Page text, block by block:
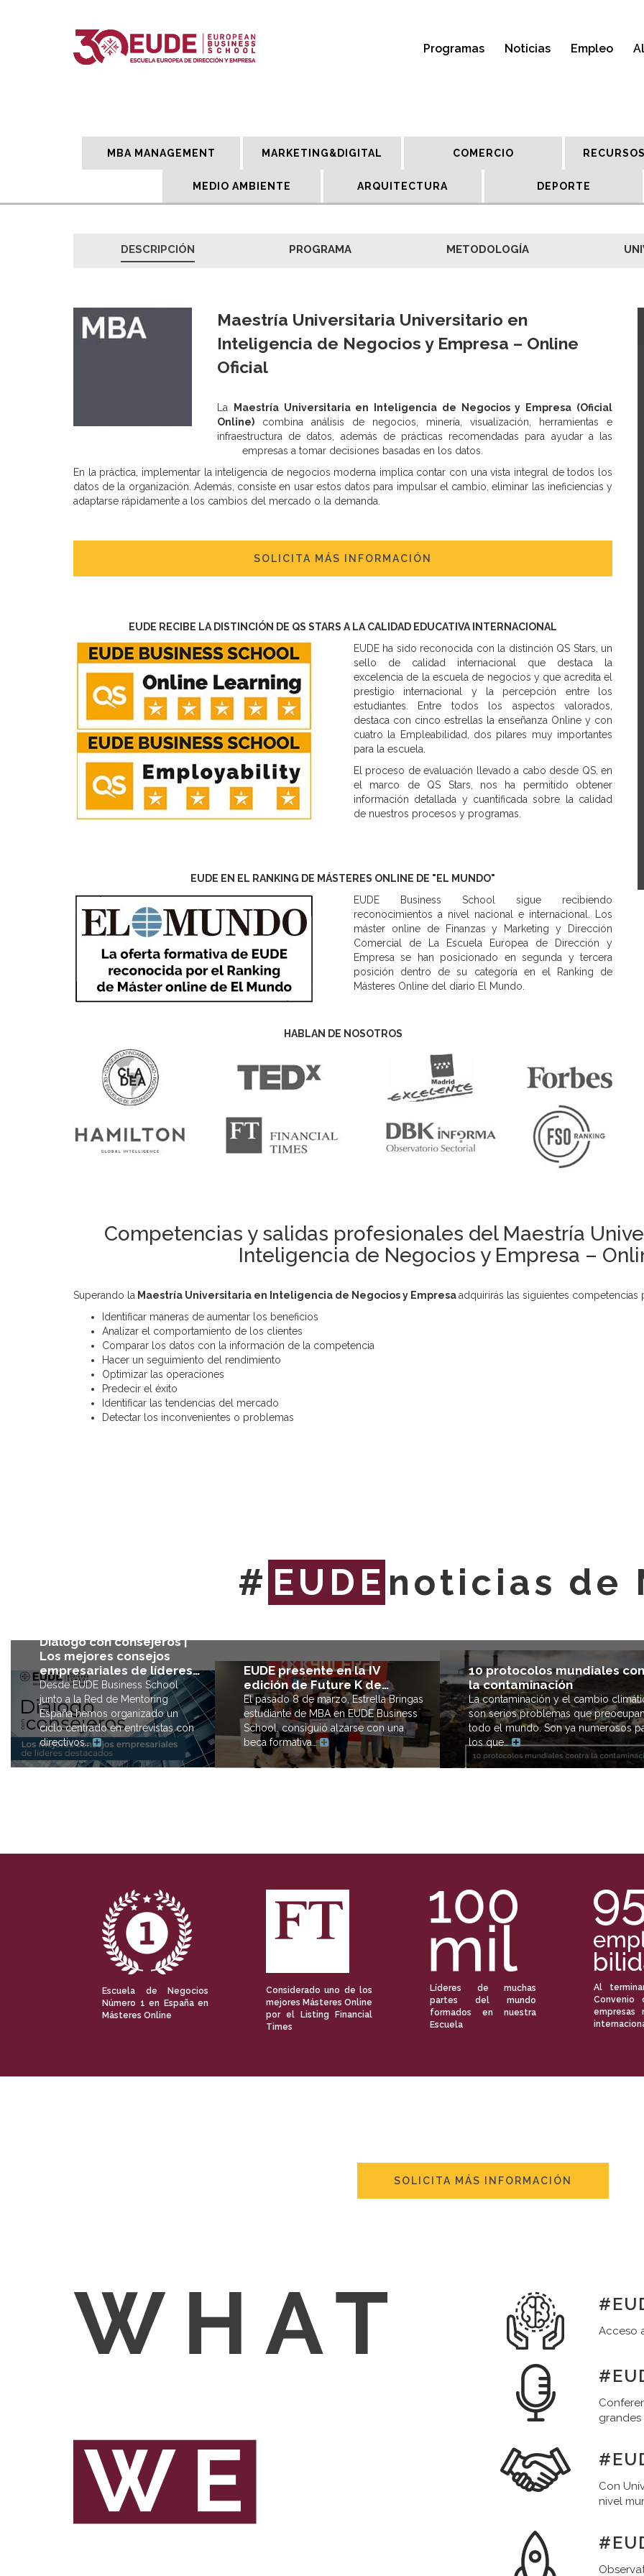
Programas Noticias Empleo
MBA MANAGEMENT MARKETING&DIGITAL COMERCIO
MEDIO AMBIENTE ARQUITECTURA DEPORTE
DESCRIPCIÓN PROGRAMA METODOLOGÍA
Maestría Universitaria Universitario en
Inteligencia de Negocios y Empresa – Online
Oficial
La
Maestría Universitaria en Inteligencia de Negocios y Empresa (Oficial
Online) combina análisis de negocios, minería, visualización, herramientas e
infraestructura de datos, además de prácticas recomendadas para ayudar a las
empresas a tomar decisiones basadas en los datos.
En la práctica, implementar la inteligencia de negocios moderna implica contar con una vista integral de todos los
datos de la organización. Además, consiste en usar estos datos para impulsar el cambio, eliminar las ineficiencias y
adaptarse rápidamente a los cambios del mercado o la demanda.
SOLICITA MÁS INFORMACIÓN
EUDE RECIBE LA DISTINCIÓN DE QS STARS A LA CALIDAD EDUCATIVA INTERNACIONAL
EUDE ha sido reconocida con la distinción QS Stars, un
sello de calidad internacional que destaca la
excelencia de la escuela de negocios y que acredita el
prestigio internacional y la percepción entre los
estudiantes. Entre todos los aspectos valorados,
destaca con cinco estrellas la enseñanza Online y con
cuatro la Empleabilidad, dos pilares muy importantes
para la escuela.
El proceso de evaluación llevado a cabo desde QS, en
el marco de QS Stars, nos ha permitido obtener
información detallada y cuantificada sobre la calidad
de nuestros procesos y programas.
EUDE EN EL RANKING DE MÁSTERES ONLINE DE "EL MUNDO"
EUDE Business School sigue recibiendo
reconocimientos a nivel nacional e internacional. Los
máster online de Finanzas y Marketing y Dirección
Comercial de La Escuela Europea de Dirección y
Empresa se han posicionado en segunda y tercera
posición dentro de su categoría en el Ranking de
Másteres Online del diario El Mundo.
HABLAN DE NOSOTROS
Competencias y salidas profesionales del Maestría
Inteligencia de Negocios y Empresa –
Superando la Maestría Universitaria en Inteligencia de Negocios y Empresaadquirirás las siguientes competencias
Identificar maneras de aumentar los beneficios
Analizar el comportamiento de los clientes
Comparar los datos con la información de la competencia
Hacer un seguimiento del rendimiento
Optimizar las operaciones
Predecir el éxito
Identificar las tendencias del mercado
Detectar los inconvenientes o problemas
# EUDE noticias de
Diálogo con consejeros |
Los mejores consejos
empresariales de líderes…
Desde EUDE Business School
junto a la Red de Mentoring
España hemos organizado un
ciclo centrado en entrevistas con
directivos…
EUDE presente en la IV
edición de Future K de…
El pasado 8 de marzo, Estrella Bringas
estudiante de MBA en EUDE Business
School, consiguió alzarse con una
beca formativa…
10 protocolos mundiales
la contaminación
La contaminación y el cambio
son serios problemas que
todo el mundo. Son ya numerosos
los que…
Escuela de Negocios
Número 1 en España en
Másteres Online
Considerado uno de los
mejores Másteres Online
por el Listing Financial
Times
Líderes de muchas
partes del mundo
formados en nuestra
Escuela
Al
Convenio
empresas
SOLICITA MÁS INFORMACIÓN
Acceso
grandes
Con
nivel